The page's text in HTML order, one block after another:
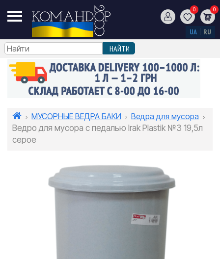
0 0
UA RU
МУСОРНЫЕ ВЕДРА БАКИ
Ведра для мусора
Ведро для мусора с педалью Irak Plastik №3 19,5л
серое